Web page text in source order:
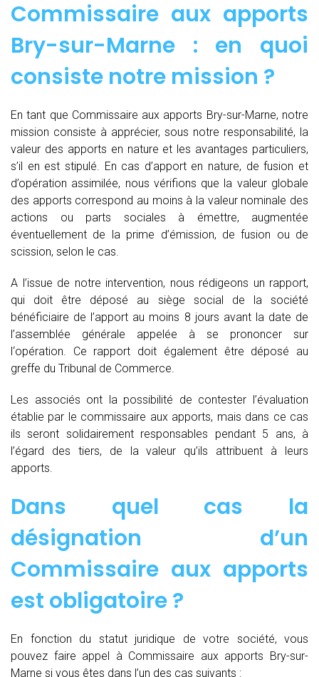
Commissaire aux apports
Bry-sur-Marne : en quoi
consiste notre mission ?
En tant que Commissaire aux apports Bry-sur-Marne, notre
mission consiste à apprécier, sous notre responsabilité, la
valeur des apports en nature et les avantages particuliers,
s’il en est stipulé. En cas d’apport en nature, de fusion et
d’opération assimilée, nous vérifions que la valeur globale
des apports correspond au moins à la valeur nominale des
actions ou parts sociales à émettre, augmentée
éventuellement de la prime d’émission, de fusion ou de
scission, selon le cas.
A l’issue de notre intervention, nous rédigeons un rapport,
qui doit être déposé au siège social de la société
bénéficiaire de l’apport au moins 8 jours avant la date de
l’assemblée générale appelée à se prononcer sur
l‘opération. Ce rapport doit également être déposé au
greffe du Tribunal de Commerce.
Les associés ont la possibilité de contester l’évaluation
établie par le commissaire aux apports, mais dans ce cas
ils seront solidairement responsables pendant 5 ans, à
l’égard des tiers, de la valeur qu’ils attribuent à leurs
apports.
Dans quel cas la
désignation d’un
Commissaire aux apports
est obligatoire ?
En fonction du statut juridique de votre société, vous
pouvez faire appel à Commissaire aux apports Bry-sur-
Marne si vous êtes dans l’un des cas suivants :